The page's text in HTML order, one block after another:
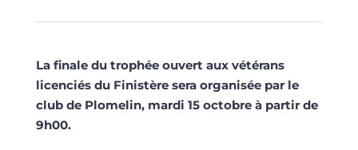
La finale du trophée ouvert aux vétérans
licenciés du Finistère sera organisée par le
club de Plomelin, mardi 15 octobre à partir de
9h00.